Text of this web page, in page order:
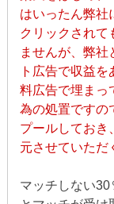
はいったん弊社
クリックされて
ませんが、弊社
ト広告で収益
料広告で埋まっ
為の処置ですの
プールしておき
元させていただ
マッチしない